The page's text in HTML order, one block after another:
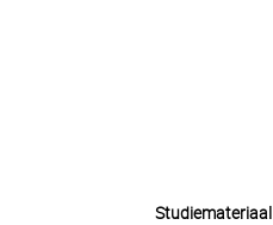
Studiemateriaal